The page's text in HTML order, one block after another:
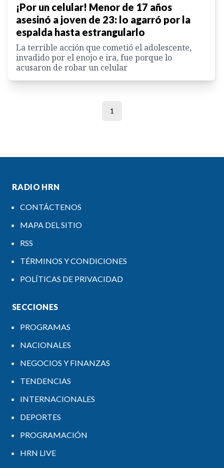
¡Por un celular! Menor de 17 años
asesinó a joven de 23: lo agarró por la
espalda hasta estrangularlo
La terrible acción que cometió el adolescente,
invadido por el enojo e ira, fue porque lo
acusaron de robar un celular
1
RADIO HRN
CONTÁCTENOS
MAPA DEL SITIO
RSS
TÉRMINOS Y CONDICIONES
POLÍTICAS DE PRIVACIDAD
SECCIONES
PROGRAMAS
NACIONALES
NEGOCIOS Y FINANZAS
TENDENCIAS
INTERNACIONALES
DEPORTES
PROGRAMACIÓN
HRN LIVE